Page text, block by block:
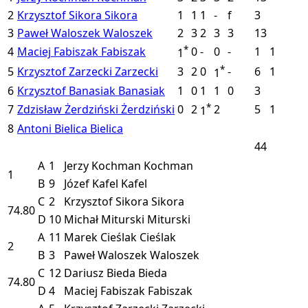
2 Krzysztof Sikora Sikora 1 1 1 - f
3
3 Paweł WaloszekWaloszek 2 32 3 3
13
4 Maciej Fabiszak Fabiszak 1* 0- 0 - 1
1
5 Krzysztof Zarzecki Zarzecki 3 20 1* - 6
1
6 Krzysztof Banasiak Banasiak 1 0 1 1 0
3
7 Zdzisław Żerdziński Żerdziński 0 2 1* 2 5
1
8 Antoni Bielica Bielica
44
1
A 1 Jerzy Kochman Kochman
B 9 Józef Kafel Kafel
74.80
C 2 Krzysztof Sikora Sikora
D 10 Michał Miturski Miturski
2
A 11 Marek Cieślak Cieślak
B 3 Paweł WaloszekWaloszek
74.80
C 12 Dariusz Bieda Bieda
D 4 Maciej Fabiszak Fabiszak